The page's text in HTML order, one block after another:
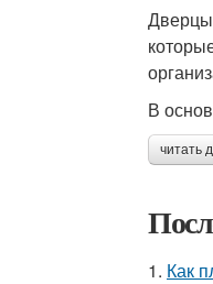
В
читать
1. Как